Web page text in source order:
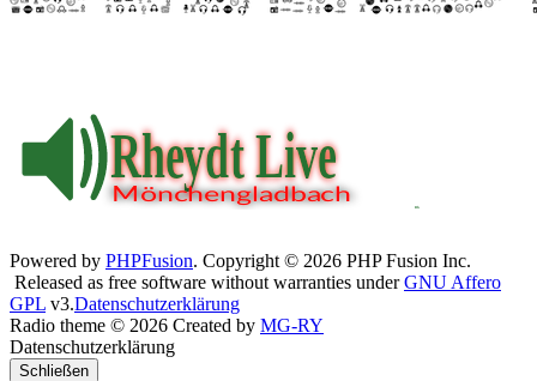
Powered by PHPFusion. Copyright © 2026 PHP Fusion Inc.
Released as free software without warranties underGNU Affero
GPL v3.Datenschutzerklärung
Radio theme © 2026 Created by MG-RY
Datenschutzerklärung
Schließen